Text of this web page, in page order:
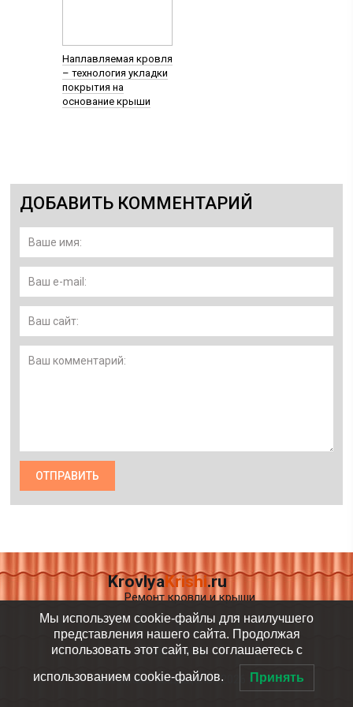
Наплавляемая кровля
– технология укладки
покрытия на
основание крыши
ДОБАВИТЬ КОММЕНТАРИЙ
KrovlyaKrishi.ru
Ремонт кровли и крыши
Карта сайта
Все права защищены, 2026 г.
Мы используем cookie-файлы для наилучшего
представления нашего сайта. Продолжая
использовать этот сайт, вы соглашаетесь с
использованием cookie-файлов. Принять